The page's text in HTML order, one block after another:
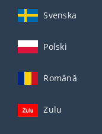
Svenska
Polski
Română
Zulu